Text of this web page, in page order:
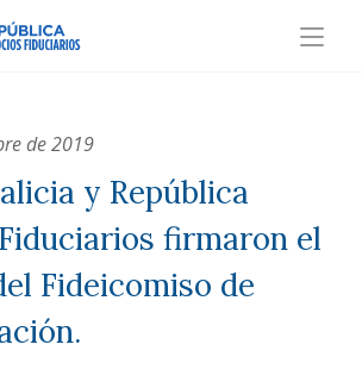
de 2019
y República
firmaron el
Fideicomiso de